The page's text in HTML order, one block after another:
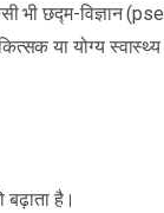
छद्म-विज्ञान
या योग्य
है।